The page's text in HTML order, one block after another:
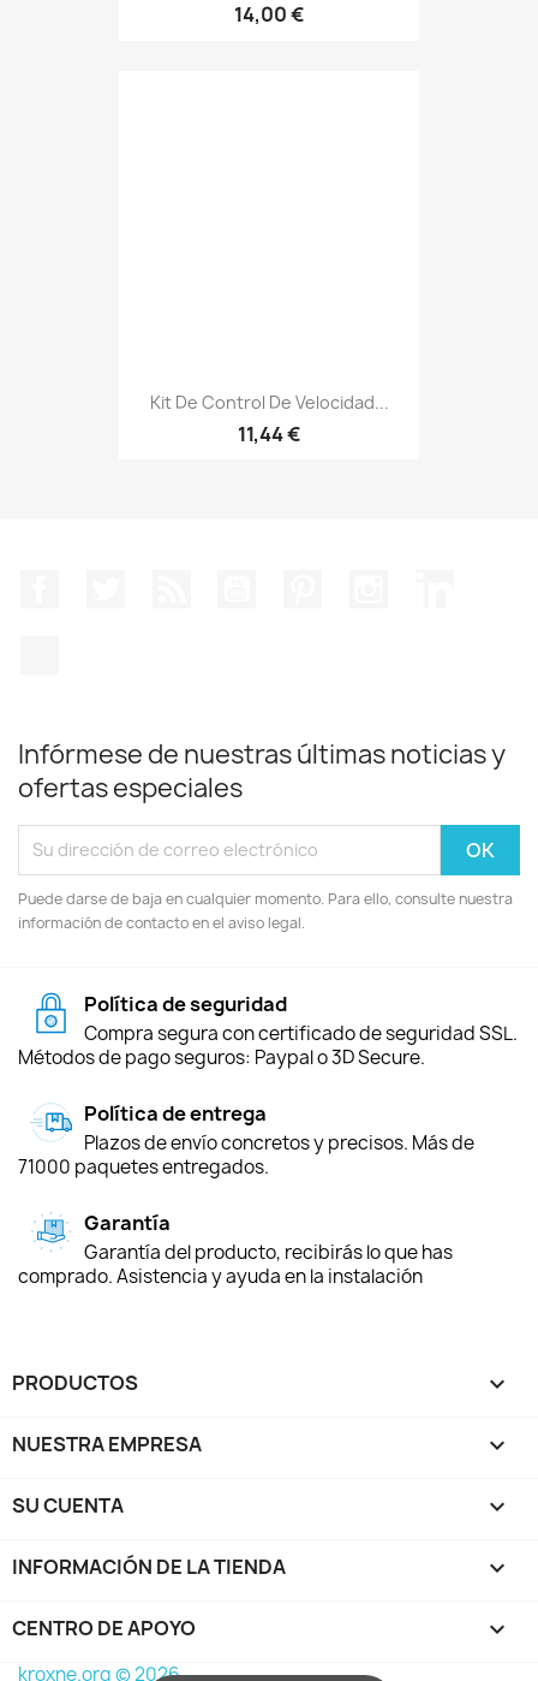
14,00 €
Kit De Control De Velocidad...
11,44 €
Infórmese de nuestras últimas noticias y
ofertas especiales
Puede darse de baja en cualquier momento. Para ello, consulte nuestra
información de contacto en el aviso legal.
Política de seguridad
Compra segura con certificado de seguridad SSL.
Métodos de pago seguros: Paypal o 3D Secure.
Política de entrega
Plazos de envío concretos y precisos. Más de
71000 paquetes entregados.
Garantía
Garantía del producto, recibirás lo que has
comprado. Asistencia y ayuda en la instalación
PRODUCTOS 
NUESTRA EMPRESA 
SU CUENTA 
INFORMACIÓN DE LA TIENDA keyboard_arrow_down
CENTRO DE APOYO 
kroxne.org © 2026